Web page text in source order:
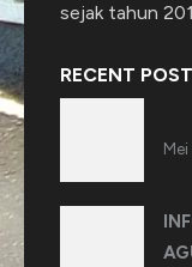
sejak tahun
RECENT POST